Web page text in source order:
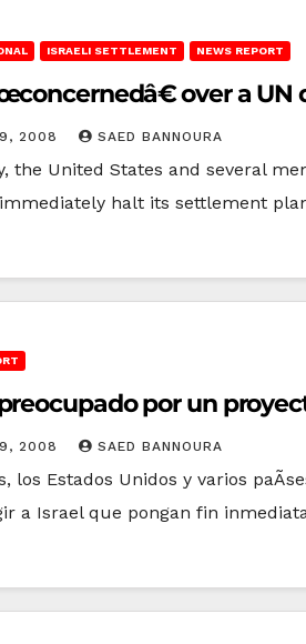
ISRAELI SETTLEMENT NEWS REPORT
over a
2008 SAED BANNOURA
the United States and several
halt its settlement
por un
2008 SAED BANNOURA
los Estados Unidos y varios
a Israel que pongan fin